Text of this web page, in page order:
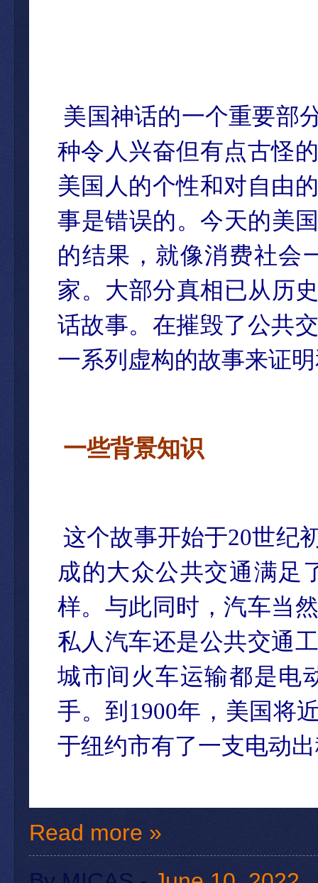
美国神话的一个重要部
种令人兴奋但有点古怪
美国人的个性和对自由
事是错误的。今天的美
的结果，就像消费社会
家。大部分真相已从历
话故事。在摧毁了公共
一系列虚构的故事来证
一些背景知识
这个故事开始于20世纪
成的大众公共交通满足
样。与此同时，汽车当
私人汽车还是公共交通
城市间火车运输都是电
手。到1900年，美国将
于纽约市有了一支电动
Read more »